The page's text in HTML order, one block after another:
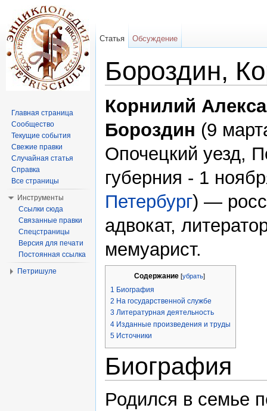
Бороздин,
Корнилий
Бороздин (9
Опочецкий уезд,
губерния - 1
Петербург) —
адвокат,
мемуарист.
Содержание [убрать]
1 Биография
2 На государственной службе
3 Литературная деятельность
4 Изданные произведения и труды
5 Источники
Биография
Родился в семье
Статья Обсуждение
Главная страница
Сообщество
Текущие события
Свежие правки
Случайная статья
Справка
Все страницы
Инструменты
Ссылки сюда
Связанные правки
Спецстраницы
Версия для печати
Постоянная ссылка
Петришуле